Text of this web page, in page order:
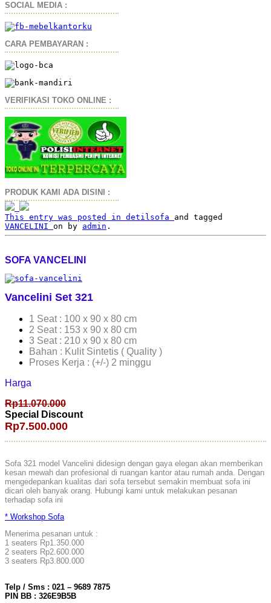
SOCIAL MEDIA :
CARA PEMBAYARAN :
VERIFIKASI TOKO ONLINE :
PRODUK KAMI ADA DISINI :
This entry was posted in detilsofa and tagged
VANCELINI on by admin .
SOFA VANCELINI
Vancelini Set 321
1 Seat : 100 x 90 x 80 cm
2 Seat : 153 x 90 x 80 cm
3 Seat : 210 x 90 x 80 cm
Bahan : Kulit Sintetis ( Quality )
Proses Kerja : (+/-) 2 minggu
Harga
Rp11.070.000
Special Discount
Rp7.500.000
Sofa 321 model Vancelini didesign dengan gaya elegan akan memberikan
kesan mewah dan profesional di ruangan kantor atau rumah anda. Dengan
mengedepankan kualitas dari sofa tersebut semakin membuat sofa ini
dicari oleh banyak orang. Hubungi kami untuk melakukan pesanan
terhadap sofa ini
* Workshop Sofa
Menerima pesanan untuk :
1 seaters Rp1.350.000
2 seaters Rp2.600.000
3 seaters Rp3.800.000
Telp / Sms : 021 – 9689 7875
PIN BB : 326E9B5B